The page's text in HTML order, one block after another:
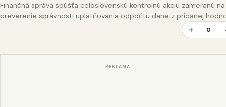
Finančná správa spúšťa celoslovenskú kontrolnú akciu zameranú na
preverenie správnosti uplatňovania odpočtu dane z pridanej
pri osobných motorových vozidlách. Kontroly sa budú týkať…
＋ 0
REKLAMA